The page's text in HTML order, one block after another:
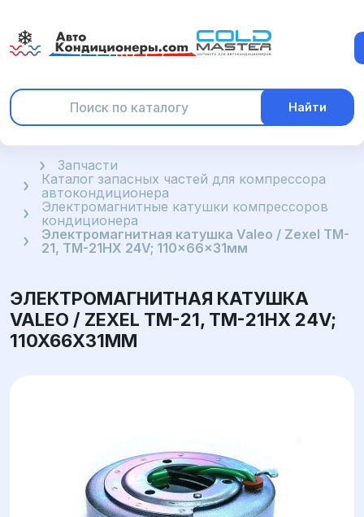
Найти
ГлавнаяЗапчасти
Каталог запасных частей для компрессора
автокондиционера
Электромагнитные катушки компрессоров
кондиционера
Электромагнитная катушка Valeo / Zexel TM-
21, TM-21HX 24V; 110x66x31мм
ЭЛЕКТРОМАГНИТНАЯ КАТУШКА
VALEO / ZEXEL TM-21, TM-21HX 24V;
110X66X31ММ